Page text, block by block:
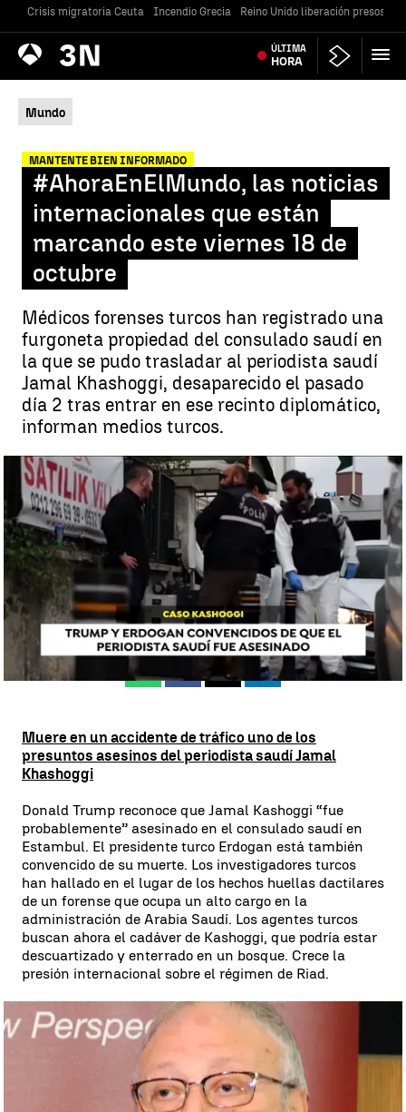
Crisis migratoria Ceuta Incendio Grecia Reino Unido liberación presos
Antena
3 Noticias ÚLTIMA
HORA
Mundo
MANTENTE BIEN INFORMADO
#AhoraEnElMundo, las noticias
internacionales que están
marcando este viernes 18 de
octubre
Médicos forenses turcos han registrado una
furgoneta propiedad del consulado saudí en
la que se pudo trasladar al periodista saudí
Jamal Khashoggi, desaparecido el pasado
día 2 tras entrar en ese recinto diplomático,
informan medios turcos.
#AhoraEnElMundo, las noticias internacionales que están
marcando este viernes 18 de octubre |antena3noticias.com
Antena 3 Noticias Madrid
Publicado:19 de octubre de 2018, 13:12
WhatsappFacebook
X Linkedin
Muere en un accidente de tráfico uno de los
presuntos asesinos del periodista saudí Jamal
Khashoggi
Donald Trump reconoce que Jamal Kashoggi “fue
probablemente” asesinado en el consulado saudí en
Estambul. El presidente turco Erdogan está también
convencido de su muerte. Los investigadores turcos
han hallado en el lugar de los hechos huellas dactilares
de un forense que ocupa un alto cargo en la
administración de Arabia Saudí. Los agentes turcos
buscan ahora el cadáver de Kashoggi, que podría estar
descuartizado y enterrado en un bosque. Crece la
presión internacional sobre el régimen de Riad.
Muere en un accidente de tráfico uno de los presuntos asesinos del
periodista saudí Jamal Khashoggi |
Unos 3.000 hondureños se abren camino en
Guatemala con la intención de llegar a Estados